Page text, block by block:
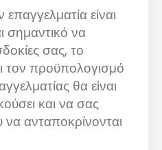
είναι
σημαντικό να
σας, το
τον προϋπολογισμό
θα είναι
και να σας
να ανταποκρίνονται